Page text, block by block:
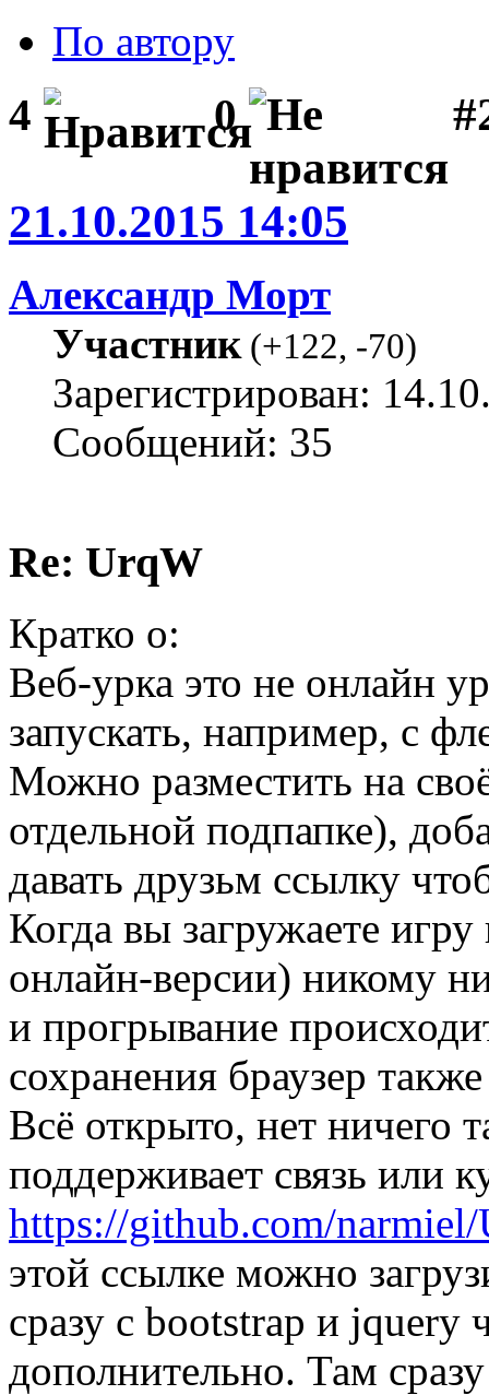
По автору
4 0
21.10.2015 14:05
Александр Морт
Участник(+122, -70)
Зарегистрирован:
Сообщений: 35
Re: UrqW
Кратко о:
Веб-урка это не онлайн
запускать, например, с
Можно разместить на
отдельной подпапке),
давать друзьм ссылку
Когда вы загружаете
онлайн-версии) никому
и прогрывание
сохранения браузер
Всё открыто, нет ничего
поддерживает связь или
https://github.com/
этой ссылке можно
сразу с bootstrap и jquery
дополнительно. Там